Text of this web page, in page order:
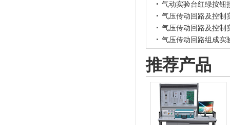
气动实验台红绿按钮
气压传动回路及控制
气压传动回路及控制
气压传动回路组成实
推荐产品